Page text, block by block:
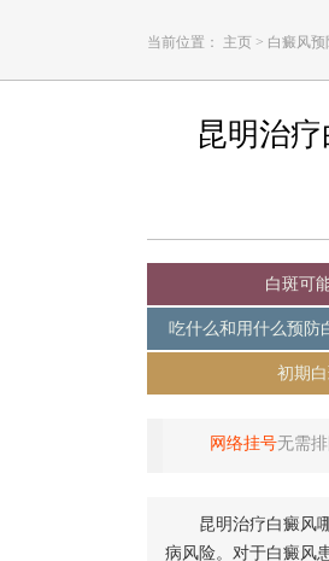
当前位置： 主页 > 白癜风预
昆明治
白斑可
吃什么和用什么预防
初期
网络挂号无需
昆明治疗白癜风哪
病风险。对于白癜风